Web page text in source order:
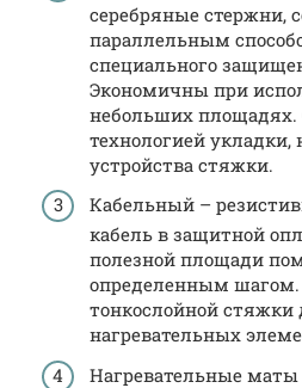
серебряные стержни,
параллельным
специального
Экономичны при
небольших площадях.
технологией
устройства стяжки.
Кабельный –
кабель в защитной
полезной площади
определенным шагом.
тонкослойной
нагревательных
Нагревательные